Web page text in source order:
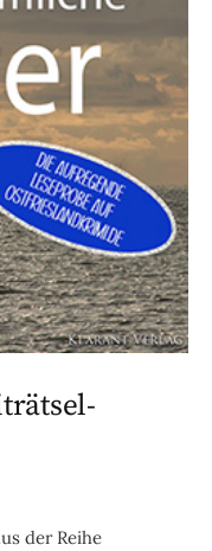
der Reihe